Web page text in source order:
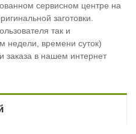
сервисном центре на
заготовки.
так и
недели, времени суток)
заказа в нашем интернет